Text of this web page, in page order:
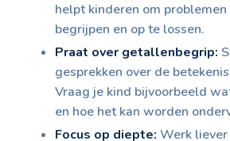
helpt kinderen om
begrijpen en op te lossen.
Praat over getallenbegrip:
gesprekken over de
Vraag je kind bijvoorbeeld
en hoe het kan worden
Focus op diepte: Werk liever